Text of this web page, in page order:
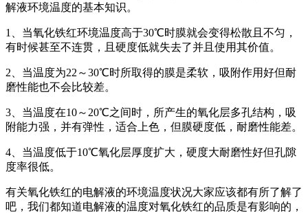
解液环境温度的基本知识。
1、当氧化铁红环境温度高于30℃时膜就会变得松散且不匀，
有时候甚至不连贯，且硬度低就失去了并且使用其价值。
2、当温度为22～30℃时所取得的膜是柔软，吸附作用好但耐
磨性能也不会比较差。
3、当温度在10～20℃之间时，所产生的氧化层多孔结构，吸
附能力强，并有弹性，适合上色，但膜硬度低，耐磨性能差。
4、当温度低于10℃氧化层厚度扩大，硬度大耐磨性好但孔隙
度率很低。
有关氧化铁红的电解液的环境温度状况大家应该都有所了解了
吧，我们都知道电解液的温度对氧化铁红的品质是有影响的，